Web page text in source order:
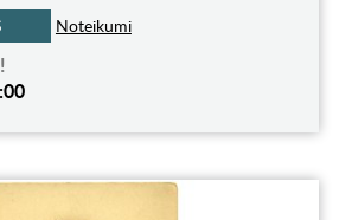
Noteikumi